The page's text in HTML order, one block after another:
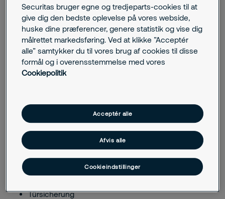
Schulen und öffentliche Einrichtungen
Lagerhallen und Gewerbeimmobilien
Leistungen:
Scharniersicherungen, Integration in elektronische
Systeme, Kombination mit EMA und Videoüberwachung
Relevante Synonyme & Suchbegriffe:
Türsicherung
Securitas bruger egne og tredjeparts-cookies til at
give dig den bedste oplevelse på vores webside,
huske dine præferencer, genere statistik og vise dig
målrettet markedsføring. Ved at klikke ”Acceptér
alle” samtykker du til vores brug af cookies til disse
formål og i overensstemmelse med vores
Cookiepolitik
Cookieindstillinger
Afvis alle
Acceptér alle